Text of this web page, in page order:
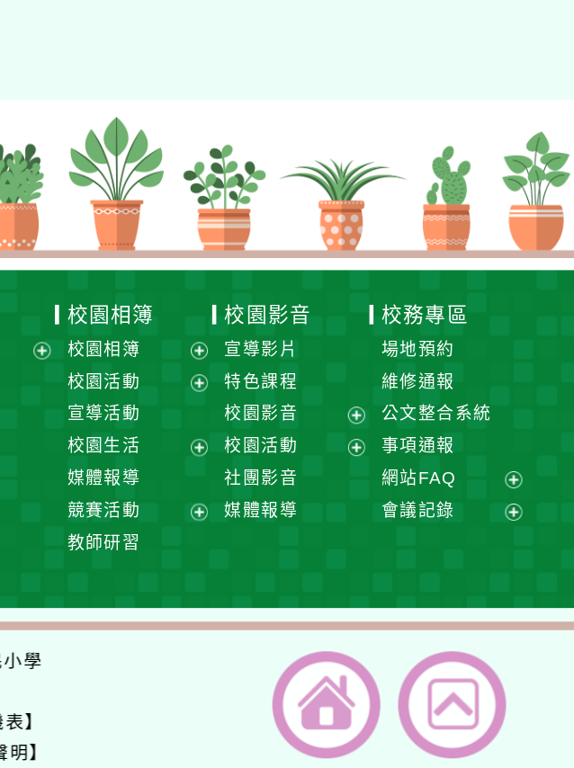
校園相簿
校園相簿
展
開
單
校園活動
選
宣導活動
校園生活
開
選
媒體報導
競賽活動
單
教師研習
校園影音
宣導影片
特色課程
校園影音
展
開
校園活動
社團影音
媒體報導
校務專區
場地預約
維修通報
公文整合系統
事項通報
網站FAQ
展
會議記錄
單
學
】
明】